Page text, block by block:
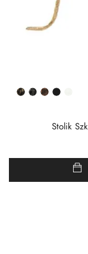
ZłotaSrebrna
Miedziana
Czarny